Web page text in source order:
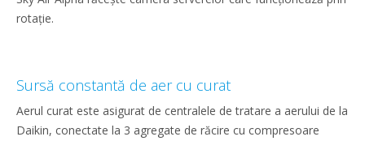
rotație.
Sursă constantă de aer cu curat
Aerul curat este asigurat de centralele de tratare a aerului de la
Daikin, conectate la 3 agregate de răcire cu compresoare